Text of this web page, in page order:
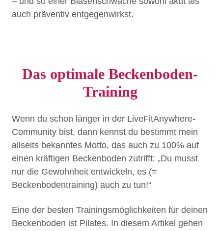
auch präventiv entgegenwirkst.
Das optimale Beckenboden-
Training
Wenn du schon länger in der LiveFitAnywhere-
Community bist, dann kennst du bestimmt mein
allseits bekanntes Motto, das auch zu 100% auf
einen kräftigen Beckenboden zutrifft: „Du musst
nur die Gewohnheit entwickeln, es (=
Beckenbodentraining) auch zu tun!“
Eine der besten Trainingsmöglichkeiten für deinen
Beckenboden ist Pilates. In diesem Artikel gehen